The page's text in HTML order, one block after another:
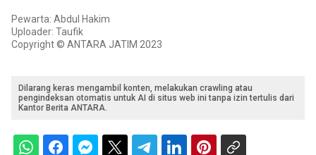
Pewarta: Abdul Hakim
Uploader: Taufik
Copyright © ANTARA JATIM 2023
Dilarang keras mengambil konten, melakukan crawling atau
pengindeksan otomatis untuk AI di situs web ini tanpa izin tertulis dari
Kantor Berita ANTARA.